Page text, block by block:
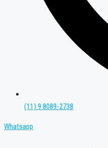
(11) 9 8089-2738
Whatsapp